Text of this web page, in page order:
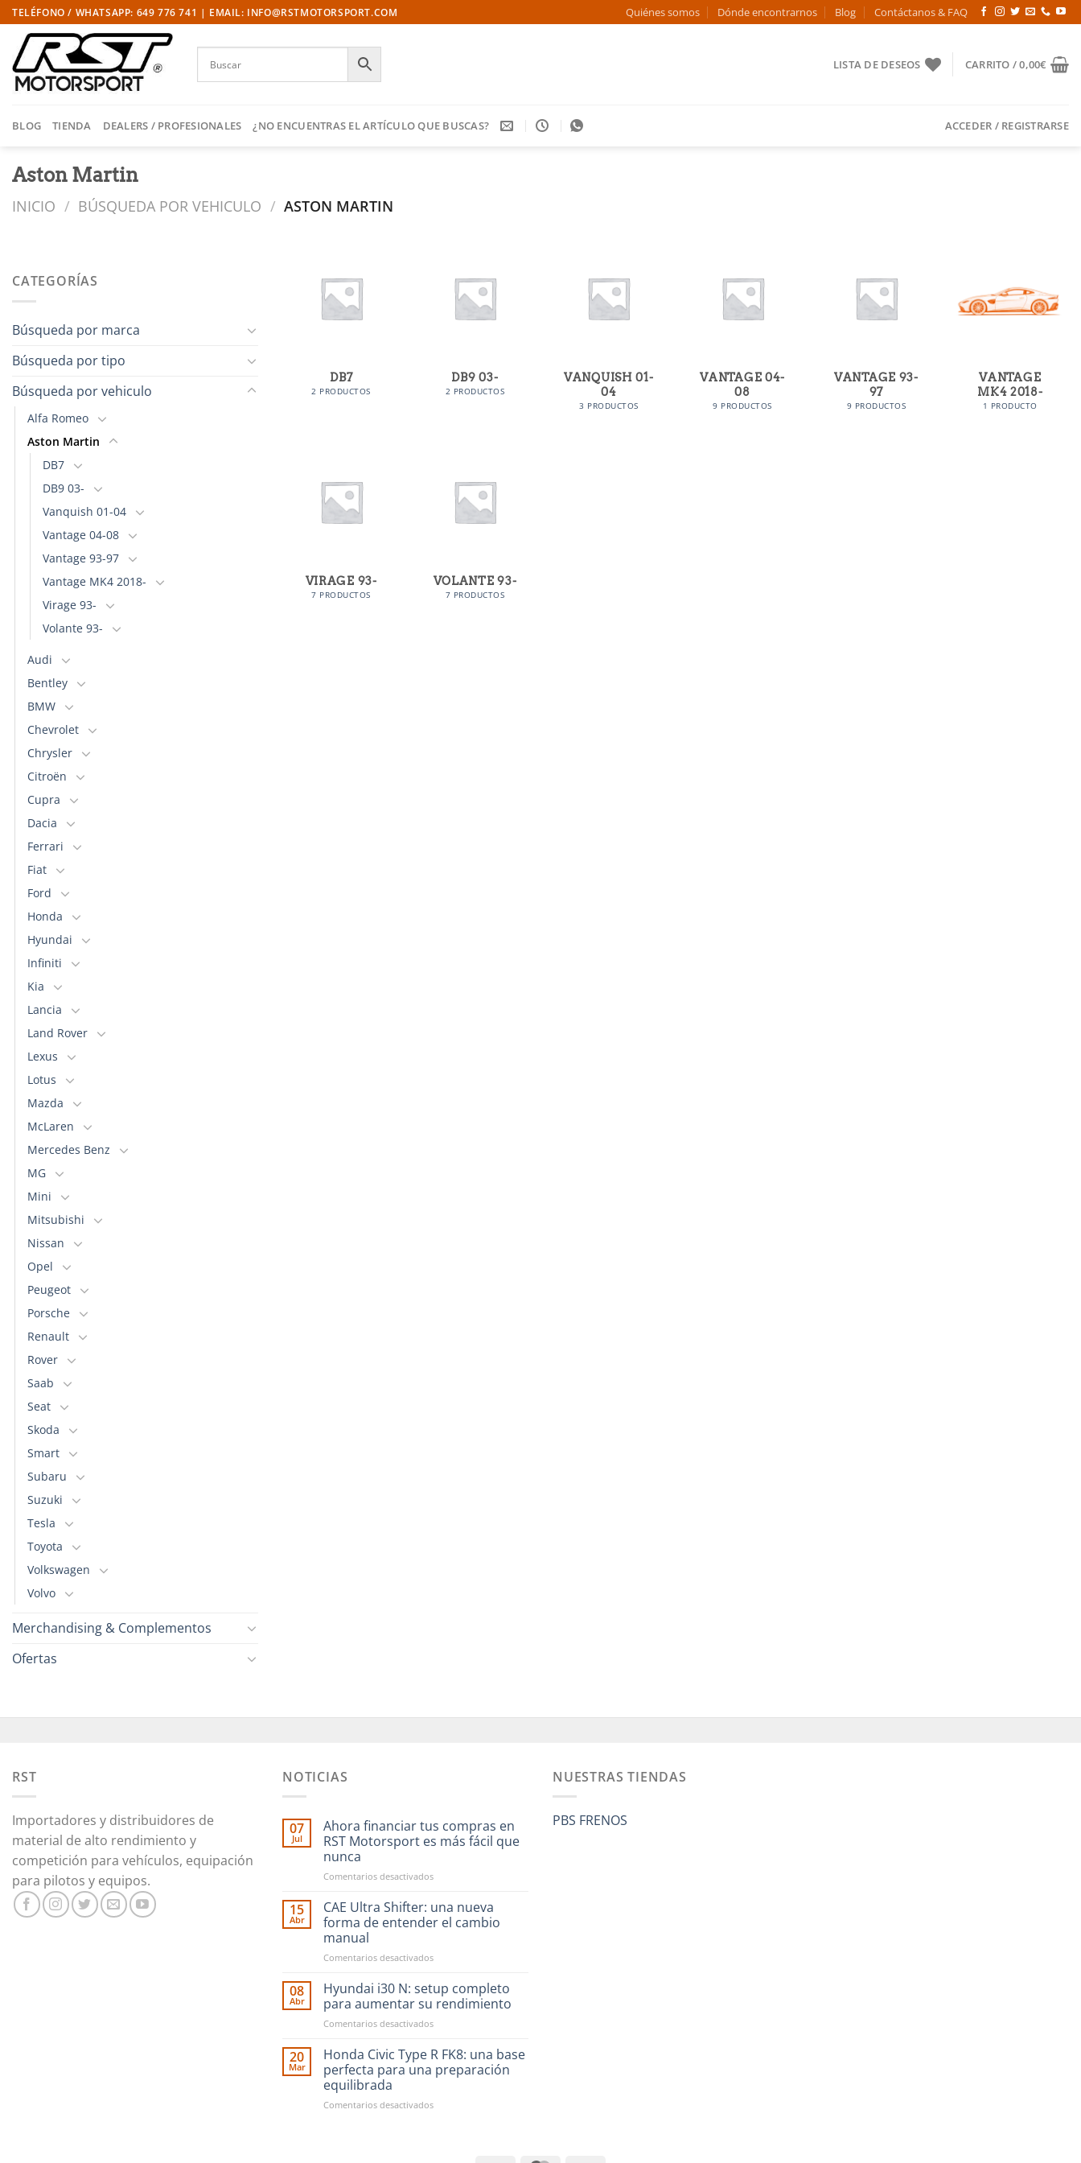
Saltar
al
contenido
TELÉFONO / WHATSAPP: 649 776 741 | EMAIL: INFO@RSTMOTORSPORT.COM Quiénes somos Dónde encontrarnos Blog Contáctanos & FAQ
LISTA DE DESEOS CARRITO /0,00€
BLOG TIENDA DEALERS / PROFESIONALES ¿NO ENCUENTRAS EL ARTÍCULO QUE BUSCAS? ACCEDER / REGISTRARSE
Aston Martin
INICIO / BÚSQUEDA POR VEHICULO / ASTON MARTIN
CATEGORÍAS
Búsqueda por marca
Búsqueda por tipo
Búsqueda por vehiculo
Alfa Romeo
Aston Martin
DB7
DB9 03-
Vanquish 01-04
Vantage 04-08
Vantage 93-97
Vantage MK4 2018-
Virage 93-
Volante 93-
Audi
Bentley
BMW
Chevrolet
Chrysler
Citroën
Cupra
Dacia
Ferrari
Fiat
Ford
Honda
Hyundai
Infiniti
Kia
Lancia
Land Rover
Lexus
Lotus
Mazda
McLaren
Mercedes Benz
MG
Mini
Mitsubishi
Nissan
Opel
Peugeot
Porsche
Renault
Rover
Saab
Seat
Skoda
Smart
Subaru
Suzuki
Tesla
Toyota
Volkswagen
Volvo
Merchandising & Complementos
Ofertas
DB7
2 PRODUCTOS
DB9 03-
2 PRODUCTOS
VANQUISH 01-
04
3 PRODUCTOS
VANTAGE 04-
08
9 PRODUCTOS
VANTAGE 93-
97
9 PRODUCTOS
VANTAGE
MK4 2018-
1 PRODUCTO
VIRAGE 93-
7 PRODUCTOS
VOLANTE 93-
7 PRODUCTOS
RST
Importadores y distribuidores de
material de alto rendimiento y
competición para vehículos, equipación
para pilotos y equipos.
NOTICIAS
07
Jul
Ahora financiar tus compras en
RST Motorsport es más fácil que
nunca
Comentarios desactivadosen
financiar
compras
RST
es
más
fácil
que
15
Abr
CAE Ultra Shifter: una nueva
forma de entender el cambio
manual
Comentarios desactivadosen
Ultra
Shifter:
una
nueva
de
entender
el
manual
08
Abr
Hyundai i30 N: setup completo
para aumentar su rendimiento
Comentarios desactivadosen
i30
setup
para
20
Mar
Honda Civic Type R FK8: una base
perfecta para una preparación
equilibrada
Comentarios desactivadosen
NUESTRAS TIENDAS
PBS FRENOS